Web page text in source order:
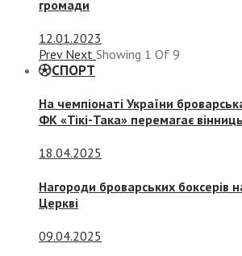
громади
12.01.2023
Prev Next Showing 1 Of 9
СПОРТ
На чемпіонаті України
ФК «Тікі-Така» перемагає
18.04.2025
Нагороди броварських боксерів
Церкві
09.04.2025